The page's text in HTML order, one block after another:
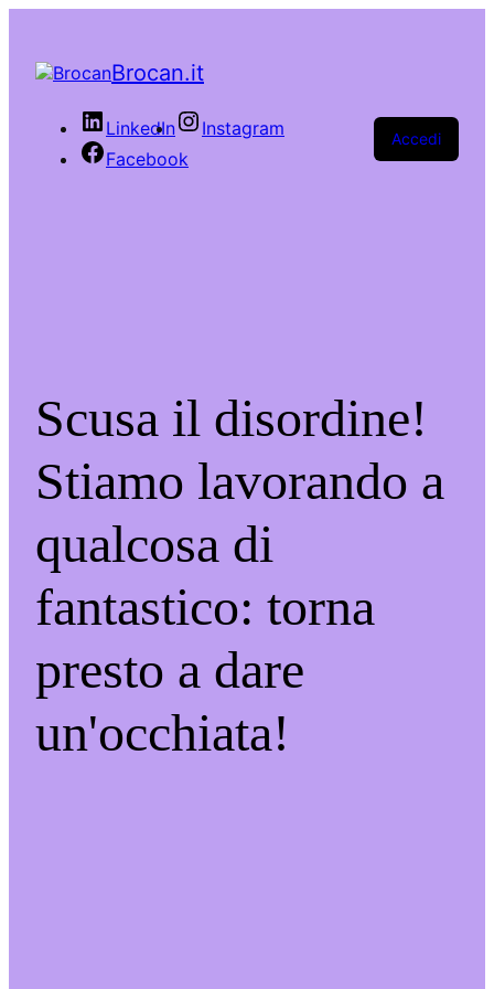
Brocan.it
LinkedIn
Instagram
Facebook
Accedi
Scusa il disordine!
Stiamo lavorando a
qualcosa di
fantastico: torna
presto a dare
un'occhiata!